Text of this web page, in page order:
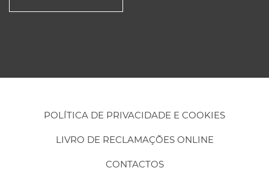
POLÍTICA DE PRIVACIDADE E COOKIES
LIVRO DE RECLAMAÇÕES ONLINE
CONTACTOS